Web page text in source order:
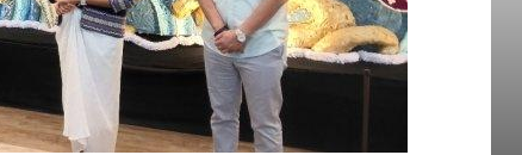
Permintaan Turis Asing Meningkat,
Pemesanan Hotel Diperkirakan Pulih
September